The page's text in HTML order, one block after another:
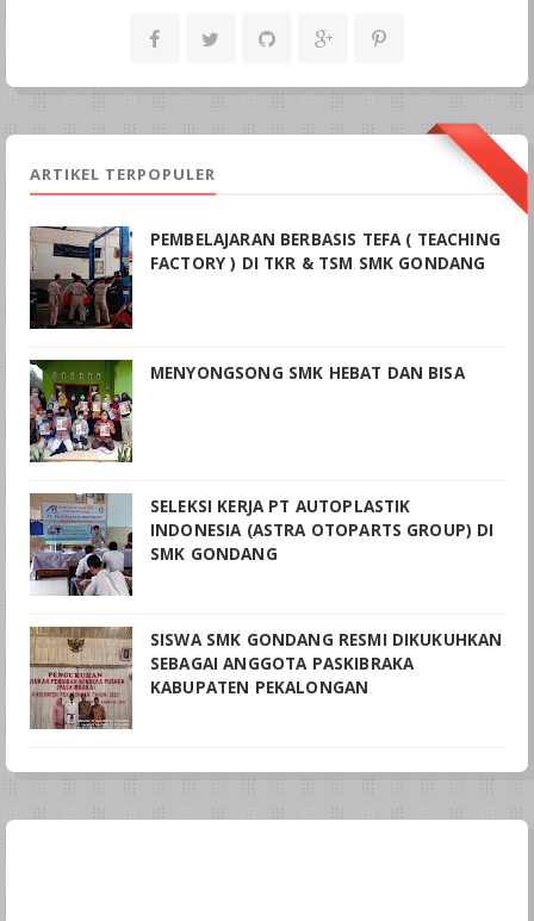
ARTIKEL TERPOPULER
PEMBELAJARAN BERBASIS TEFA ( TEACHING
FACTORY ) DI TKR & TSM SMK GONDANG
MENYONGSONG SMK HEBAT DAN BISA
SELEKSI KERJA PT AUTOPLASTIK
INDONESIA (ASTRA OTOPARTS GROUP) DI
SMK GONDANG
SISWA SMK GONDANG RESMI DIKUKUHKAN
SEBAGAI ANGGOTA PASKIBRAKA
KABUPATEN PEKALONGAN